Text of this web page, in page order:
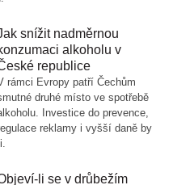
snížit nadměrnou
alkoholu v
republice
rámci Evropy patří Čechům
druhé místo ve spotřebě
Investice do prevence,
reklamy i vyšší daně by
li se v drůbežím